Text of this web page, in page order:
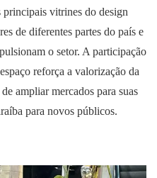
principais vitrines do design
de diferentes partes do país e
o setor. A participação
reforça a valorização da
ampliar mercados para suas
para novos públicos.